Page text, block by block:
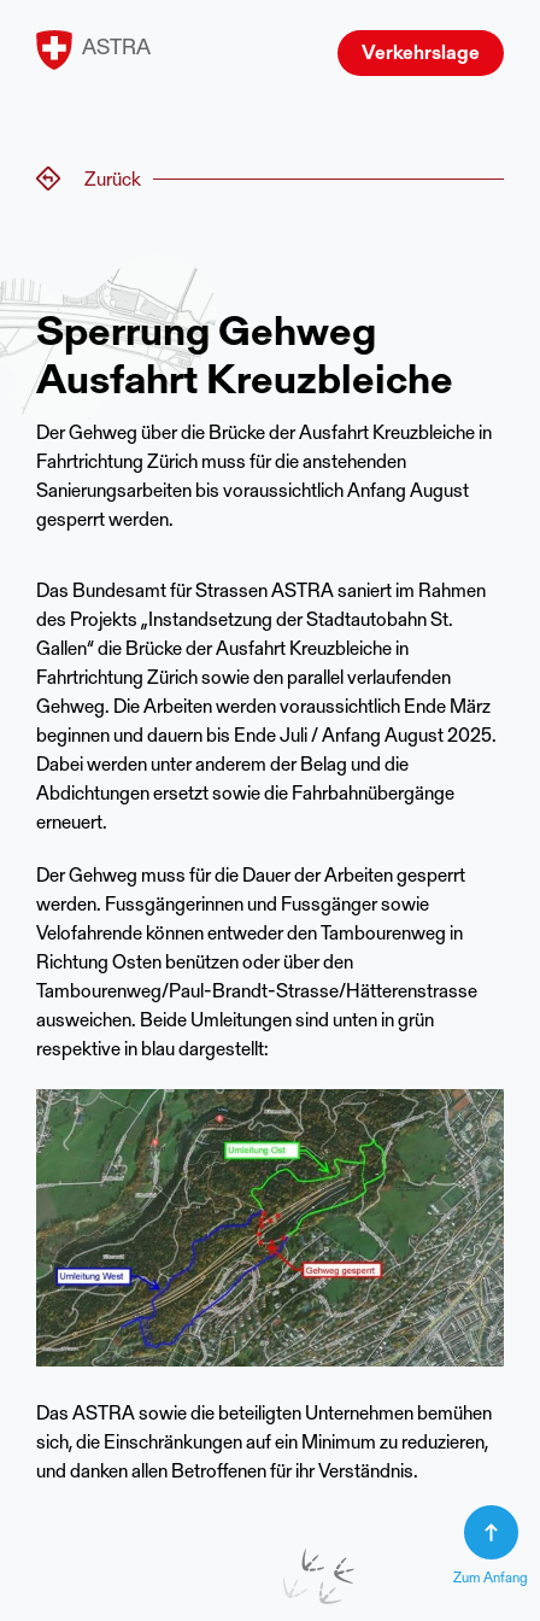
ASTRA Verkehrslage
Zurück
Sperrung Gehweg
Ausfahrt Kreuzbleiche
Der Gehweg über die Brücke der Ausfahrt Kreuzbleiche in
Fahrtrichtung Zürich muss für die anstehenden
Sanierungsarbeiten bis voraussichtlich Anfang August
gesperrt werden.
Das Bundesamt für Strassen ASTRA saniert im Rahmen
des Projekts „Instandsetzung der Stadtautobahn St.
Gallen“ die Brücke der Ausfahrt Kreuzbleiche in
Fahrtrichtung Zürich sowie den parallel verlaufenden
Gehweg. Die Arbeiten werden voraussichtlich Ende März
beginnen und dauern bis Ende Juli / Anfang August 2025.
Dabei werden unter anderem der Belag und die
Abdichtungen ersetzt sowie die Fahrbahnübergänge
erneuert.
Der Gehweg muss für die Dauer der Arbeiten gesperrt
werden. Fussgängerinnen und Fussgänger sowie
Velofahrende können entweder den Tambourenweg in
Richtung Osten benützen oder über den
Tambourenweg/Paul-Brandt-Strasse/Hätterenstrasse
ausweichen. Beide Umleitungen sind unten in grün
respektive in blau dargestellt:
Das ASTRA sowie die beteiligten Unternehmen bemühen
sich, die Einschränkungen auf ein Minimum zu reduzieren,
und danken allen Betroffenen für ihr Verständnis.
Zum Anfang